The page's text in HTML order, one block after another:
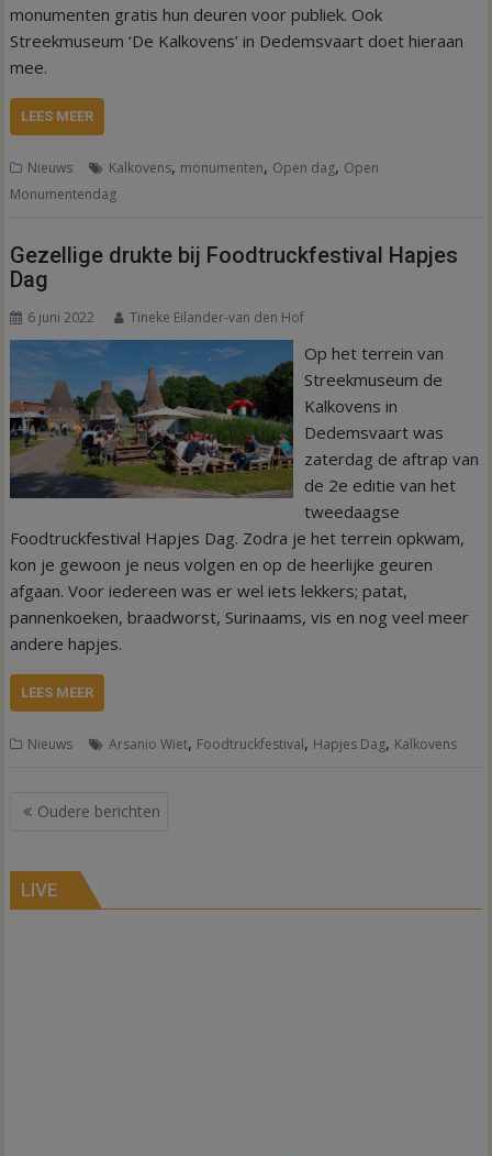
monumenten gratis hun deuren voor publiek. Ook
Streekmuseum ‘De Kalkovens’ in Dedemsvaart doet hieraan
mee.
LEES MEER
Nieuws Kalkovens, monumenten, Open dag, Open
Monumentendag
Gezellige drukte bij Foodtruckfestival Hapjes
Dag
6 juni 2022 Tineke Eilander-van den Hof
Op het terrein van
Streekmuseum de
Kalkovens in
Dedemsvaart was
zaterdag de aftrap van
de 2e editie van het
tweedaagse
Foodtruckfestival Hapjes Dag. Zodra je het terrein opkwam,
kon je gewoon je neus volgen en op de heerlijke geuren
afgaan. Voor iedereen was er wel iets lekkers; patat,
pannenkoeken, braadworst, Surinaams, vis en nog veel meer
andere hapjes.
LEES MEER
Nieuws Arsanio Wiet, Foodtruckfestival, Hapjes Dag, Kalkovens
Berichtennavigatie
Oudere berichten
LIVE